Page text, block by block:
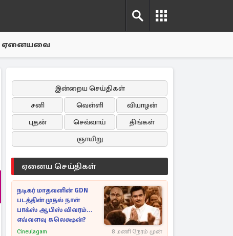
ஏனையவை
இன்றைய செய்திகள்
சனி
வெள்ளி
வியாழன்
புதன்
செவ்வாய்
திங்கள்
ஞாயிறு
ஏனைய செய்திகள்
நடிகர் மாதவனின் GDN
படத்தின் முதல் நாள்
பாக்ஸ் ஆபிஸ் விவரம்...
எவ்வளவு கலெக்ஷன்?
Cineulagam 8 மணி நேரம் முன்